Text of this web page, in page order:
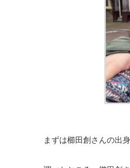
まずは櫛田創さんの出